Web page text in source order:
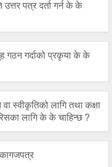
उत्तर पत्र दर्ता गर्न के के
गठन गर्दाको प्रकृया के के
स्वीकृतिको लागि तथा कक्षा
लागि के के चाहिन्छ ?
कागजपत्र